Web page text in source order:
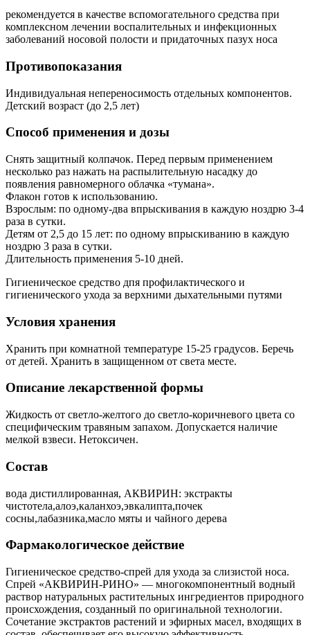
рекомендуется в качестве вспомогательного средства при
комплексном лечении воспалительных и инфекционных
заболеваний носовой полости и придаточных пазух носа
Противопоказания
Индивидуальная непереносимость отдельных компонентов.
Детский возраст (до 2,5 лет)
Способ применения и дозы
Снять защитный колпачок. Перед первым применением
несколько раз нажать на распылительную насадку до
появления равномерного облачка «тумана».
Флакон готов к использованию.
Взрослым: по одному-два впрыскивания в каждую ноздрю 3-4
раза в сутки.
Детям от 2,5 до 15 лет: по одному впрыскиванию в каждую
ноздрю 3 раза в сутки.
Длительность применения 5-10 дней.
Гигиеническое средство дпя профилактического и
гигиенического ухода за верхними дыхательными путями
Условия хранения
Хранить при комнатной температуре 15-25 градусов. Беречь
от детей. Хранить в защищенном от света месте.
Описание лекарственной формы
Жидкость от светло-желтого до светло-коричневого цвета со
специфическим травяным запахом. Допускается наличие
мелкой взвеси. Нетоксичен.
Состав
вода дистиллированная, АКВИРИН: экстракты
чистотела,алоэ,каланхоэ,эвкалипта,почек
сосны,лабазника,масло мяты и чайного дерева
Фармакологическое действие
Гигиеническое средство-спрей для ухода за слизистой носа.
Спрей «АКВИРИН-РИНО» — многокомпонентный водный
раствор натуральных растительных ингредиентов природного
происхождения, созданный по оригинальной технологии.
Сочетание экстрактов растений и эфирных масел, входящих в